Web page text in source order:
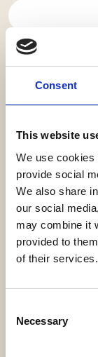
Consent
This website
We use cookies
provide social
We also share
our social
may combine it
provided to
of their services.
Selection
Necessary
Woonplaats
Heb je al
ontvangen?
Ja Nee
Voeg eventueel